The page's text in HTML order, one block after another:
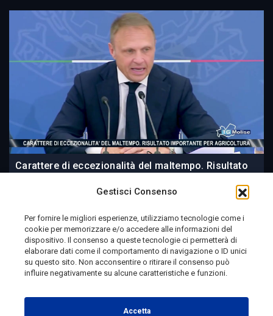
Gestisci Consenso
Per fornire le migliori esperienze, utilizziamo tecnologie come i
cookie per memorizzare e/o accedere alle informazioni del
dispositivo. Il consenso a queste tecnologie ci permetterà di
elaborare dati come il comportamento di navigazione o ID unici
su questo sito. Non acconsentire o ritirare il consenso può
influire negativamente su alcune caratteristiche e funzioni.
Accetta
Carattere di eccezionalità del maltempo. Risultato
13 ore fa
Telemolise - reg. Tribunale di Campobasso n. 133 del
10/08/1982 - Direttore Responsabile:MANUELA